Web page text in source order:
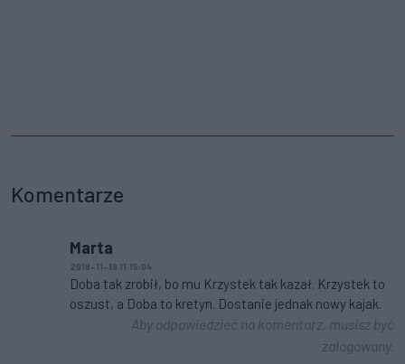
Komentarze
Marta
2018-11-19 11:15:04
Doba tak zrobił, bo mu Krzystek tak kazał. Krzystek to
oszust, a Doba to kretyn. Dostanie jednak nowy kajak.
Aby odpowiedzieć na komentarz, musisz być
zalogowany.